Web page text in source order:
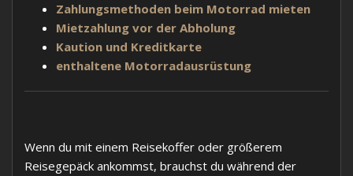
Zahlungsmethoden beim Motorrad mieten
Mietzahlung vor der Abholung
Kaution und Kreditkarte
enthaltene Motorradausrüstung
Wenn du mit einem Reisekoffer oder größerem
Reisegepäck ankommst, brauchst du während der